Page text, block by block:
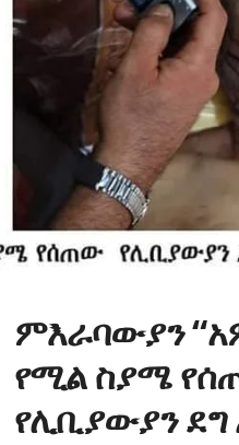
ምእራባውያን
የሚል ስያሜ
የሊቢያውያን ደግ